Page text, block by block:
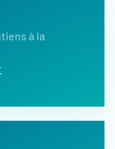
à la